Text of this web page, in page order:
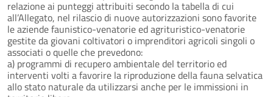
relazione ai punteggi attribuiti secondo la tabella di cui
all’Allegato, nel rilascio di nuove autorizzazioni sono favorite
le aziende faunistico-venatorie ed agrituristico-venatorie
gestite da giovani coltivatori o imprenditori agricoli singoli o
associati o quelle che prevedono:
a) programmi di recupero ambientale del territorio ed
interventi volti a favorire la riproduzione della fauna selvatica
allo stato naturale da utilizzarsi anche per le immissioni in